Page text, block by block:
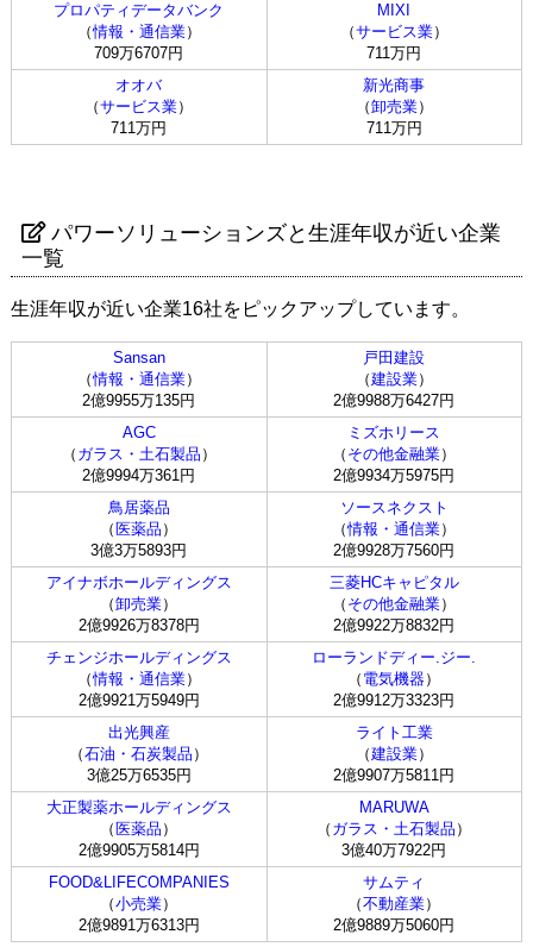
プロパティデータバンク
（情報・通信業）
709万6707円
MIXI
（サービス業）
711万円
オオバ
（サービス業）
711万円
新光商事
（卸売業）
711万円
パワーソリューションズと生涯年収が近い企業
一覧
生涯年収が近い企業16社をピックアップしています。
Sansan
（情報・通信業）
2億9955万135円
戸田建設
（建設業）
2億9988万6427円
AGC
（ ガラス・土石製品 ）
2億9994万361円
ミズホリース
（ その他金融業）
2億9934万5975円
鳥居薬品
（ 医薬品 ）
3億3万5893円
ソースネクスト
（情報・通信業）
2億9928万7560円
アイナボホールディングス
（卸売業）
2億9926万8378円
三菱HCキャピタル
（ その他金融業）
2億9922万8832円
チェンジホールディングス
（情報・通信業）
2億9921万5949円
ローランドディー.ジー.
（ 電気機器）
2億9912万3323円
出光興産
（石油・石炭製品 ）
3億25万6535円
ライト工業
（建設業）
2億9907万5811円
大正製薬ホールディングス
（ 医薬品 ）
2億9905万5814円
MARUWA
（ ガラス・土石製品 ）
3億40万7922円
FOOD&LIFECOMPANIES
（小売業）
2億9891万6313円
サムティ
（不動産業）
2億9889万5060円